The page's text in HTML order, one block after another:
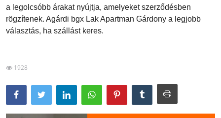
Blog
Szállások Hajdúszoboszlón
a legolcsóbb árakat nyújtja, amelyeket szerződésben
rögzítenek. Agárdi bgx Lak Apartman Gárdony a legjobb
választás, ha szállást keres.
1928